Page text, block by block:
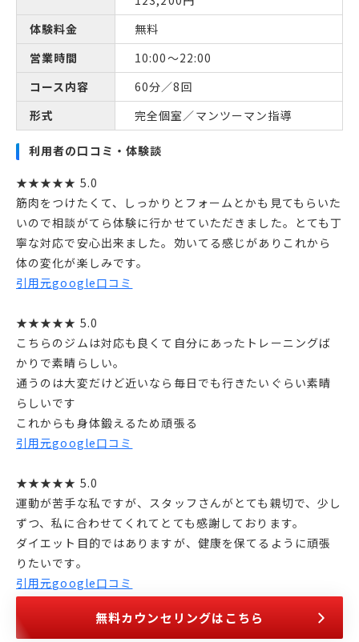
体験料金
無料
営業時間
10:00〜22:00
コース内容
60分／8回
形式
完全個室／マンツーマン指導
利用者の口コミ・体験談
★★★★★ 5.0
筋肉をつけたくて、しっかりとフォームとかも見てもらいた
いので相談がてら体験に行かせていただきました。とても丁
寧な対応で安心出来ました。効いてる感じがありこれから
体の変化が楽しみです。
引用元google口コミ
★★★★★ 5.0
こちらのジムは対応も良くて自分にあったトレーニングば
かりで素晴らしい。
通うのは大変だけど近いなら毎日でも行きたいぐらい素晴
らしいです
これからも身体鍛えるため頑張る
引用元google口コミ
★★★★★ 5.0
運動が苦手な私ですが、スタッフさんがとても親切で、少し
ずつ、私に合わせてくれてとても感謝しております。
ダイエット目的ではありますが、健康を保てるように頑張
りたいです。
引用元google口コミ
無料カウンセリングはこちら